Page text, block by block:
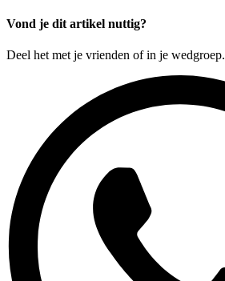
Vond je dit artikel nuttig?
Deel het met je vrienden of in je wedgroep.